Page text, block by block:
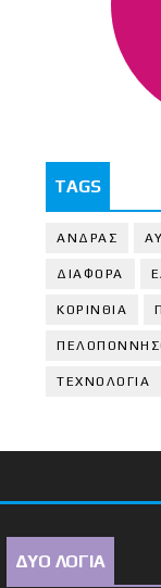
TAGS
ΑΝΔΡΑΣ
ΔΙΑΦΟΡΑ
ΚΟΡΙΝΘΙA
ΤΕΧΝΟΛΟΓΙΑ
ΔΥΟ ΛΟΓΙΑ